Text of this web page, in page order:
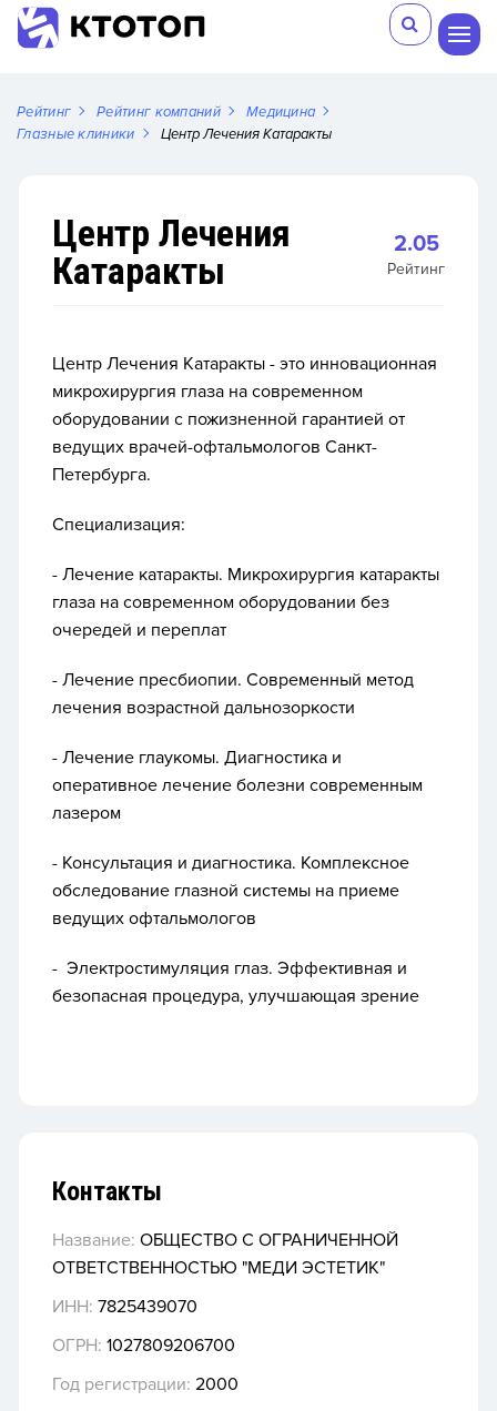
Рейтинг Рейтинг компаний
Медицина
Глазные клиники
Центр Лечения Катаракты
Центр Лечения
Катаракты
2.05
Рейтинг
Центр Лечения Катаракты - это инновационная
микрохирургия глаза на современном
оборудовании с пожизненной гарантией от
ведущих врачей-офтальмологов Санкт-
Петербурга.
Специализация:
- Лечение катаракты. Микрохирургия катаракты
глаза на современном оборудовании без
очередей и переплат
- Лечение пресбиопии. Современный метод
лечения возрастной дальнозоркости
- Лечение глаукомы. Диагностика и
оперативное лечение болезни современным
лазером
- Консультация и диагностика. Комплексное
обследование глазной системы на приеме
ведущих офтальмологов
- Электростимуляция глаз. Эффективная и
безопасная процедура, улучшающая зрение
Контакты
Название: ОБЩЕСТВО С ОГРАНИЧЕННОЙ
ОТВЕТСТВЕННОСТЬЮ "МЕДИ ЭСТЕТИК"
ИНН: 7825439070
ОГРН: 1027809206700
Год регистрации: 2000